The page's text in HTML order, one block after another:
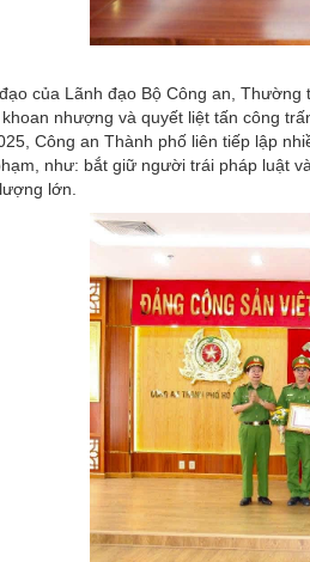
của Lãnh đạo Bộ Công an,
nhượng và quyết liệt tấn công
Công an Thành phố liên tiếp lập
như: bắt giữ người trái pháp luật
lớn.